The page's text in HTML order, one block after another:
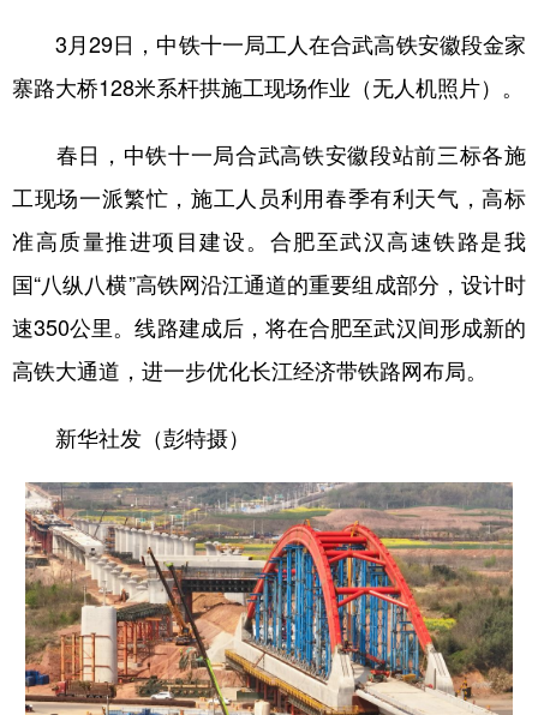
3月29日，中铁十一局工人在合武高铁安徽段金家
寨路大桥128米系杆拱施工现场作业（无人机照片）。
春日，中铁十一局合武高铁安徽段站前三标各施
工现场一派繁忙，施工人员利用春季有利天气，高标
准高质量推进项目建设。合肥至武汉高速铁路是我
国“八纵八横”高铁网沿江通道的重要组成部分，设计时
速350公里。线路建成后，将在合肥至武汉间形成新的
高铁大通道，进一步优化长江经济带铁路网布局。
新华社发（彭特摄）